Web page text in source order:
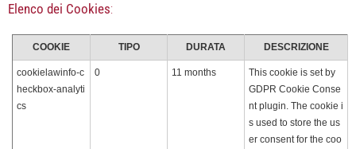
Elenco dei Cookies:
COOKIE TIPO DURATA DESCRIZIONE
cookielawinfo-c
heckbox-analyti
cs
0 11 months
This cookie is set by
GDPR Cookie Conse
nt plugin. The cookie i
s used to store the us
er consent for the coo